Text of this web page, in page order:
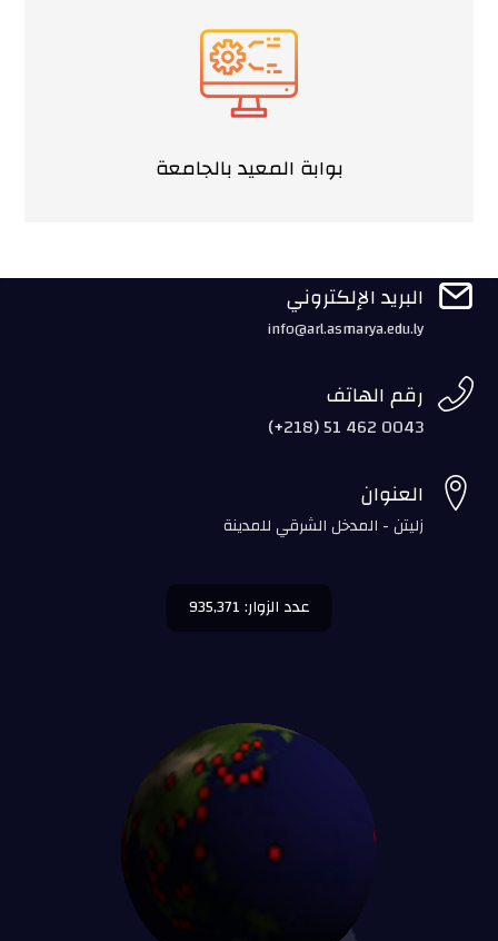
بوابة المعيد بالجامعة
 البريد الإلكتروني
info@arl.asmarya.edu.ly
 رقم الهاتف
(+218) 51 462 0043
 العنوان
زليتن - المدخل الشرقي للمدينة
عدد الزوار: 935,371